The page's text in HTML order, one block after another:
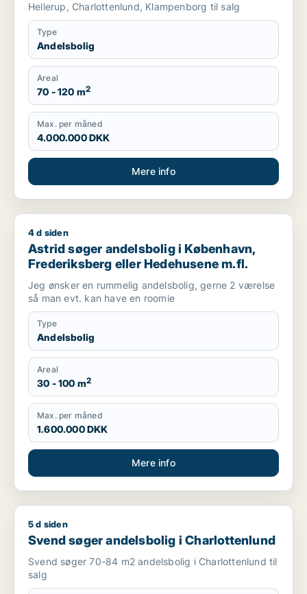
Hellerup, Charlottenlund, Klampenborg til salg
Type
Andelsbolig
Areal
70 - 120 m2
Max. per måned
4.000.000 DKK
Mere info
Astrid søger andelsbolig i København, Frederiksberg eller
4 d siden
Astrid søger andelsbolig i København,
Frederiksberg eller Hedehusene m.fl.
Jeg ønsker en rummelig andelsbolig, gerne 2 værelse
så man evt. kan have en roomie
Type
Andelsbolig
Areal
30 - 100 m2
Max. per måned
1.600.000 DKK
Mere info
Svend søger andelsbolig i Charlottenlund
5 d siden
Svend søger andelsbolig i Charlottenlund
Svend søger 70-84 m2 andelsbolig i Charlottenlund til
salg